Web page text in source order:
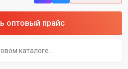
оптовый прайс